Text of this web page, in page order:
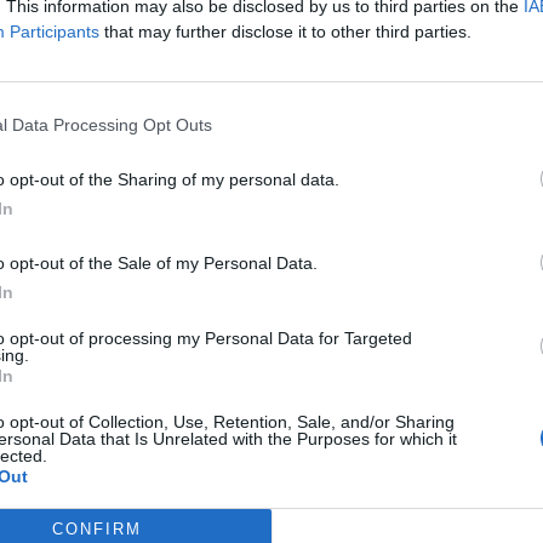
This information may also be disclosed by us to third parties on the
Participants that may further disclose it to other third parties.
Data Processing Opt Outs
opt-out of the Sharing of my personal data.
opt-out of the Sale of my Personal Data.
opt-out of processing my Personal Data for Targeted
opt-out of Collection, Use, Retention, Sale, and/or Sharing
Data that Is Unrelated with the Purposes for which it
CONFIRM
para el desarrollo del potencial personal y
en un entorno de instalaciones de alto
base desde 2015”, ha declarado
,
cuenta, actualmente, con
en57 países.
2P
es la unidad de estrategia e inteligencia de
plataforma de datos monitoriza en tiempo real el
Liga F y Primera Rfef; 200 clubes de ligas
también contabiliza la asistencia a todos los
y música en España, así como más
en el mercado español y otros 7.000
norteamericanas de fútbol y baloncesto,